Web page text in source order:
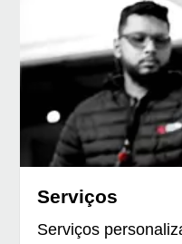
Serviços
Serviços